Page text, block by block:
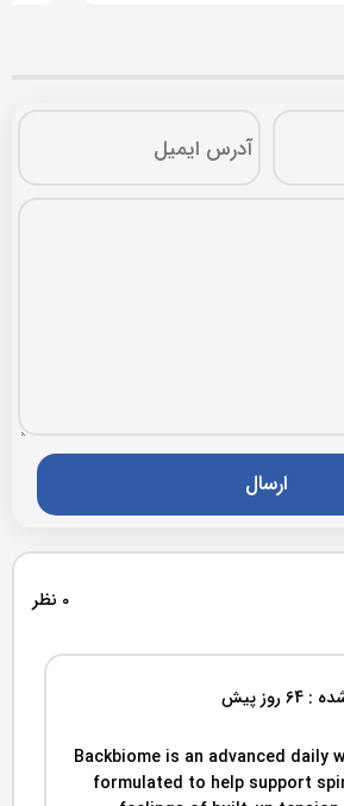
0 نظر
روز پیش
Backbiome is an advanced daily
formulated to help support